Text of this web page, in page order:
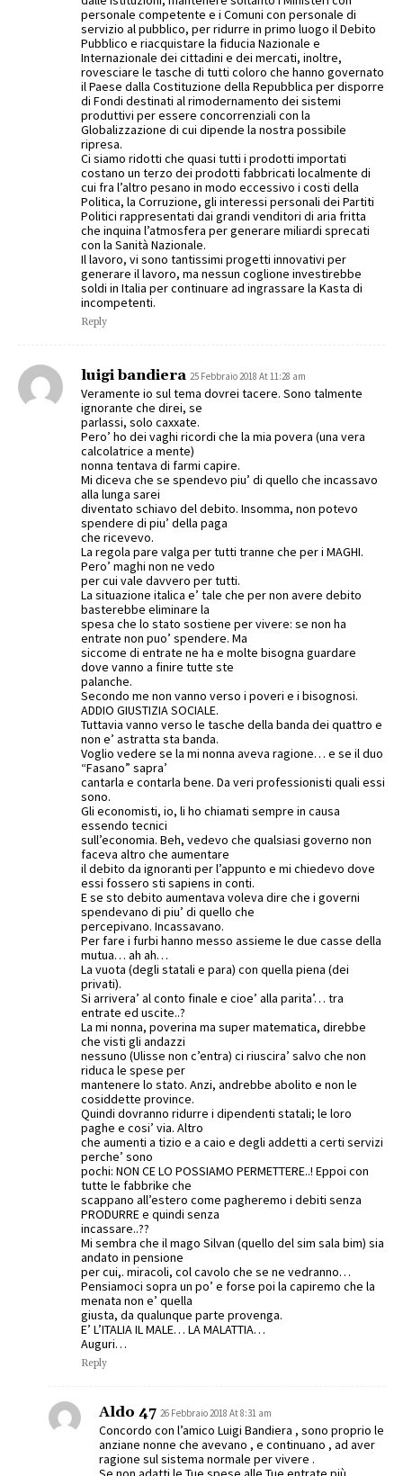
personale competente e i Comuni con personale di
servizio al pubblico, per ridurre in primo luogo il Debito
Pubblico e riacquistare la fiducia Nazionale e
Internazionale dei cittadini e dei mercati, inoltre,
rovesciare le tasche di tutti coloro che hanno governato
il Paese dalla Costituzione della Repubblica per disporre
di Fondi destinati al rimodernamento dei sistemi
produttivi per essere concorrenziali con la
Globalizzazione di cui dipende la nostra possibile
ripresa.
Ci siamo ridotti che quasi tutti i prodotti importati
costano un terzo dei prodotti fabbricati localmente di
cui fra l’altro pesano in modo eccessivo i costi della
Politica, la Corruzione, gli interessi personali dei Partiti
Politici rappresentati dai grandi venditori di aria fritta
che inquina l’atmosfera per generare miliardi sprecati
con la Sanità Nazionale.
Il lavoro, vi sono tantissimi progetti innovativi per
generare il lavoro, ma nessun coglione investirebbe
soldi in Italia per continuare ad ingrassare la Kasta di
incompetenti.
Reply
luigi bandiera 25 Febbraio 2018 At 11:28 am
Veramente io sul tema dovrei tacere. Sono talmente
ignorante che direi, se
parlassi, solo caxxate.
Pero’ ho dei vaghi ricordi che la mia povera (una vera
calcolatrice a mente)
nonna tentava di farmi capire.
Mi diceva che se spendevo piu’ di quello che incassavo
alla lunga sarei
diventato schiavo del debito. Insomma, non potevo
spendere di piu’ della paga
che ricevevo.
La regola pare valga per tutti tranne che per i MAGHI.
Pero’ maghi non ne vedo
per cui vale davvero per tutti.
La situazione italica e’ tale che per non avere debito
basterebbe eliminare la
spesa che lo stato sostiene per vivere: se non ha
entrate non puo’ spendere. Ma
siccome di entrate ne ha e molte bisogna guardare
dove vanno a finire tutte ste
palanche.
Secondo me non vanno verso i poveri e i bisognosi.
ADDIO GIUSTIZIA SOCIALE.
Tuttavia vanno verso le tasche della banda dei quattro e
non e’ astratta sta banda.
Voglio vedere se la mi nonna aveva ragione… e se il duo
“Fasano” sapra’
cantarla e contarla bene. Da veri professionisti quali essi
sono.
Gli economisti, io, li ho chiamati sempre in causa
essendo tecnici
sull’economia. Beh, vedevo che qualsiasi governo non
faceva altro che aumentare
il debito da ignoranti per l’appunto e mi chiedevo dove
essi fossero sti sapiens in conti.
E se sto debito aumentava voleva dire che i governi
spendevano di piu’ di quello che
percepivano. Incassavano.
Per fare i furbi hanno messo assieme le due casse della
mutua… ah ah…
La vuota (degli statali e para) con quella piena (dei
privati).
Si arrivera’ al conto finale e cioe’ alla parita’… tra
entrate ed uscite..?
La mi nonna, poverina ma super matematica, direbbe
che visti gli andazzi
nessuno (Ulisse non c’entra) ci riuscira’ salvo che non
riduca le spese per
mantenere lo stato. Anzi, andrebbe abolito e non le
cosiddette province.
Quindi dovranno ridurre i dipendenti statali; le loro
paghe e cosi’ via. Altro
che aumenti a tizio e a caio e degli addetti a certi servizi
perche’ sono
pochi: NON CE LO POSSIAMO PERMETTERE..! Eppoi con
tutte le fabbrike che
scappano all’estero come pagheremo i debiti senza
PRODURRE e quindi senza
incassare..??
Mi sembra che il mago Silvan (quello del sim sala bim) sia
andato in pensione
per cui,. miracoli, col cavolo che se ne vedranno…
Pensiamoci sopra un po’ e forse poi la capiremo che la
menata non e’ quella
giusta, da qualunque parte provenga.
E’ L’ITALIA IL MALE… LA MALATTIA…
Auguri…
Reply
Aldo 47 26 Febbraio 2018 At 8:31 am
Concordo con l’amico Luigi Bandiera , sono proprio le
anziane nonne che avevano , e continuano , ad aver
ragione sul sistema normale per vivere .